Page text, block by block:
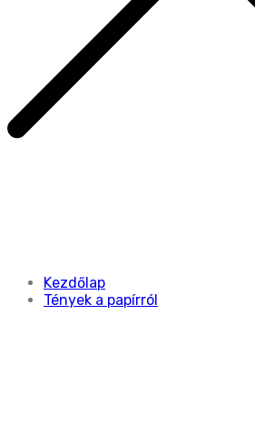
Kezdőlap
Tények a papírról